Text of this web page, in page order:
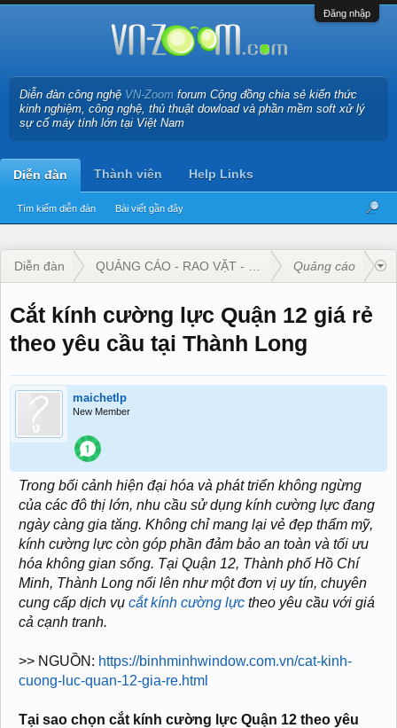
Đăng nhập
Diễn đàn công nghệ VN-Zoom forum Cộng đồng chia sẻ kiến thức
kinh nghiệm, công nghệ, thủ thuật dowload và phần mềm soft xử lý
sự cố máy tính lớn tại Việt Nam
Diễn đàn
Tìm kiếm diễn đàn Bài viết gần đây
Thành viên Help Links
Diễn đàn QUẢNG CÁO - RAO VẶT - KINH DOANHQuảng cáo
Cắt kính cường lực Quận 12 giá rẻ
theo yêu cầu tại Thành Long
maichetlp
New Member
Trong bối cảnh hiện đại hóa và phát triển không ngừng
của các đô thị lớn, nhu cầu sử dụng kính cường lực đang
ngày càng gia tăng. Không chỉ mang lại vẻ đẹp thẩm mỹ,
kính cường lực còn góp phần đảm bảo an toàn và tối ưu
hóa không gian sống. Tại Quận 12, Thành phố Hồ Chí
Minh, Thành Long nổi lên như một đơn vị uy tín, chuyên
cung cấp dịch vụ cắt kính cường lực theo yêu cầu với giá
cả cạnh tranh.
>> NGUỒN: https://binhminhwindow.com.vn/cat-kinh-
cuong-luc-quan-12-gia-re.html
Tại sao chọn cắt kính cường lực Quận 12 theo yêu